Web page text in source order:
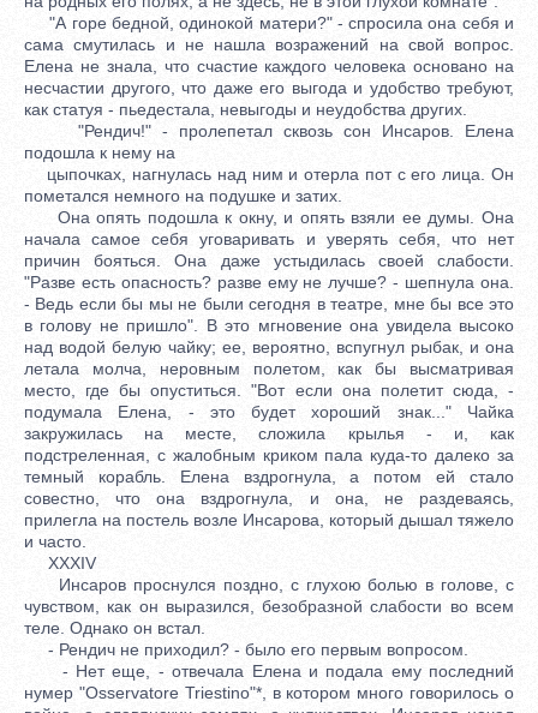
"А горе бедной, одинокой матери?" - спросила она себя и
сама смутилась и не нашла возражений на свой вопрос.
Елена не знала, что счастие каждого человека основано на
несчастии другого, что даже его выгода и удобство требуют,
как статуя - пьедестала, невыгоды и неудобства других.
"Рендич!" - пролепетал сквозь сон Инсаров. Елена
подошла к нему на
цыпочках, нагнулась над ним и отерла пот с его лица. Он
пометался немного на подушке и затих.
Она опять подошла к окну, и опять взяли ее думы. Она
начала самое себя уговаривать и уверять себя, что нет
причин бояться. Она даже устыдилась своей слабости.
"Разве есть опасность? разве ему не лучше? - шепнула она.
- Ведь если бы мы не были сегодня в театре, мне бы все это
в голову не пришло". В это мгновение она увидела высоко
над водой белую чайку; ее, вероятно, вспугнул рыбак, и она
летала молча, неровным полетом, как бы высматривая
место, где бы опуститься. "Вот если она полетит сюда, -
подумала Елена, - это будет хороший знак..." Чайка
закружилась на месте, сложила крылья - и, как
подстреленная, с жалобным криком пала куда-то далеко за
темный корабль. Елена вздрогнула, а потом ей стало
совестно, что она вздрогнула, и она, не раздеваясь,
прилегла на постель возле Инсарова, который дышал тяжело
и часто.
XXXIV
Инсаров проснулся поздно, с глухою болью в голове, с
чувством, как он выразился, безобразной слабости во всем
теле. Однако он встал.
- Рендич не приходил? - было его первым вопросом.
- Нет еще, - отвечала Елена и подала ему последний
нумер "Osservatore Triestino"*, в котором много говорилось о